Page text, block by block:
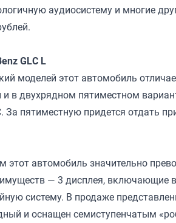
аудиосистему и многие
GLC L
моделей этот автомобиль
и в двухрядном пятиместном
За пятиместную придется отдать
этот автомобиль значительно
— 3 дисплея, включающие
систему. В продаже
и оснащен семиступенчатым